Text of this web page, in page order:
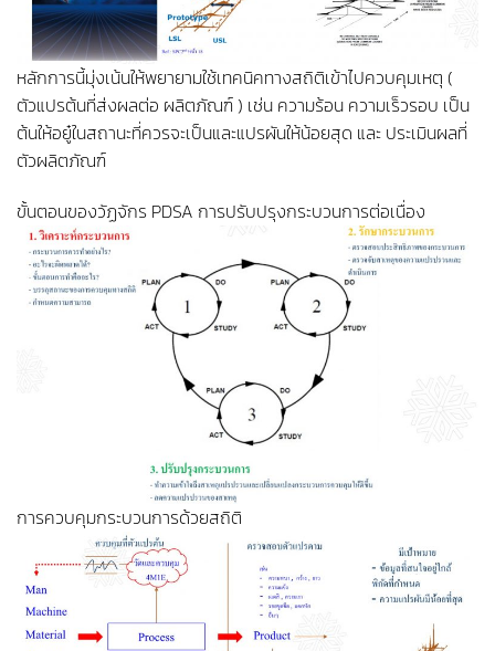
หลักการนี้มุ่งเน้นให้พยายามใช้เทคนิคทางสถิติเข้าไปควบคุมเหตุ (
ตัวแปรต้นที่ส่งผลต่อ ผลิตภัณฑ์ ) เช่น ความร้อน ความเร็วรอบ เป็น
ต้นให้อยู๋ในสถานะที่ควรจะเป็นและแปรผันให้น้อยสุด และ ประเมินผลที่
ตัวผลิตภัณฑ์
ขั้นตอนของวัฏจักร PDSA การปรับปรุงกระบวนการต่อเนื่อง
การควบคุมกระบวนการด้วยสถิติ